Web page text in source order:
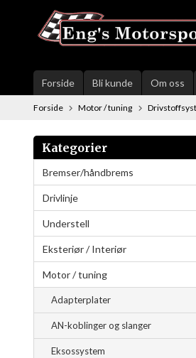
innholdet
Forside Bli kunde Om oss
Forside Motor / tuning
Kategorier
Bremser/håndbrems
Drivlinje
Understell
Eksteriør / Interiør
Motor / tuning
Adapterplater
AN-koblinger og slanger
Eksossystem